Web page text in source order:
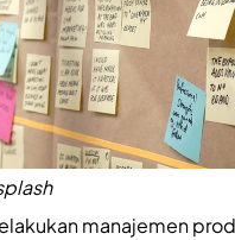
manajemen